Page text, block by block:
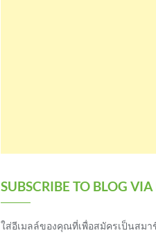
SUBSCRIBE TO BLOG
ใส่อีเมลล์ของคุณที่เพื่อสมัครเป็นสม